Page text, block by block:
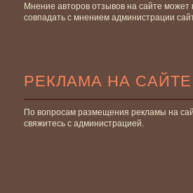
Мнение авторов отзывов на сайте может
совпадать с мнением администрации
РЕКЛАМА НА САЙТЕ
По вопросам размещения рекламы на
свяжитесь с администрацией.